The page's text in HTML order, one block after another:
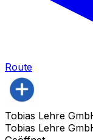
Route
Tobias Lehre
Tobias Lehre